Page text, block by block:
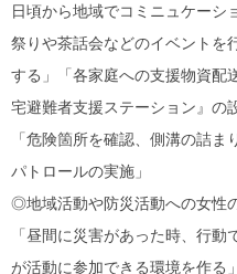
日頃から地域でコミニュケーシ
祭りや茶話会などのイベントを
する」「各家庭への支援物資配
宅避難者支援ステーション』の
「危険箇所を確認、側溝の詰
パトロールの実施」
◎地域活動や防災活動への女性
「昼間に災害があった時、行
が活動に参加できる環境を作る」